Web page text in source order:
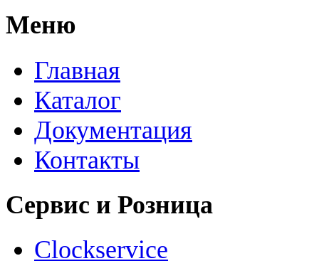
Меню
Главная
Каталог
Документация
Контакты
Сервис и Розница
Clockservice